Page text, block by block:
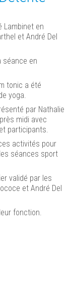
Lambinet en
et André Del
séance en
tonic a été
yoga.
par Nathalie
midi avec
participants.
activités pour
séances sport
validé par les
et André Del
fonction.